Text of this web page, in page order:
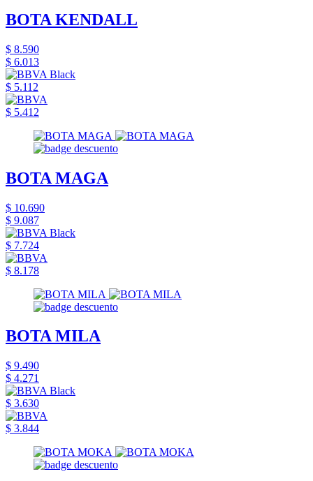
BOTA KENDALL
$ 8.590
$ 6.013
$ 5.112
$ 5.412
BOTA MAGA
$ 10.690
$ 9.087
$ 7.724
$ 8.178
BOTA MILA
$ 9.490
$ 4.271
$ 3.630
$ 3.844